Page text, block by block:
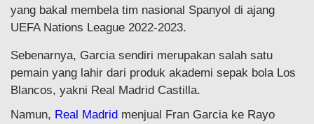
yang bakal membela tim nasional Spanyol di ajang
UEFA Nations League 2022-2023.
Sebenarnya, Garcia sendiri merupakan salah satu
pemain yang lahir dari produk akademi sepak bola Los
Blancos, yakni Real Madrid Castilla.
Namun, Real Madrid menjual Fran Garcia ke Rayo